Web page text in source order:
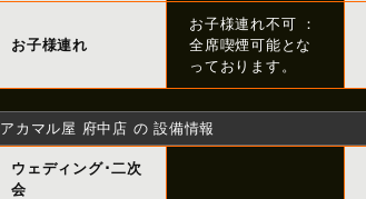
お子様連れ
お子様連れ不可 ：
全席喫煙可能とな
っております。
アカマル屋 府中店 の 設備情報
ウェディング･二次
会